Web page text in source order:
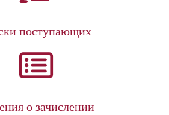
поступающих
о зачислении